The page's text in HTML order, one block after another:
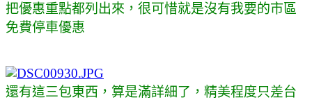
把優惠重點都列出來，很可惜就是沒有我要的市區
免費停車優惠
還有這三包東西，算是滿詳細了，精美程度只差台